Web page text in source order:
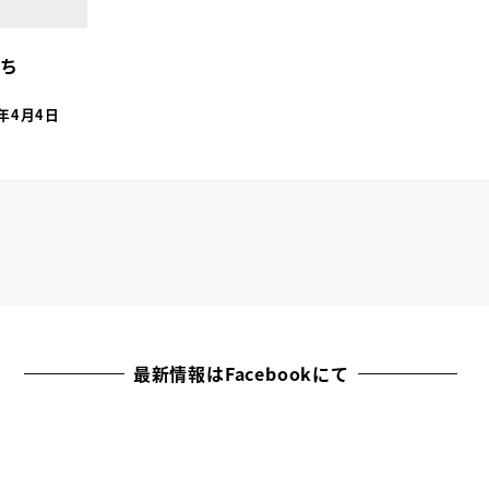
4月4日
最新情報はFacebookにて